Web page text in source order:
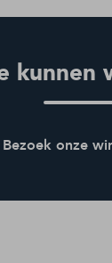
kunnen
Bezoek onze